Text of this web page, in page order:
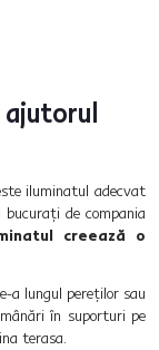
ajutorul
iluminatul adecvat
de compania
creează o
a lungul pereților sau
în suporturi pe
terasa.